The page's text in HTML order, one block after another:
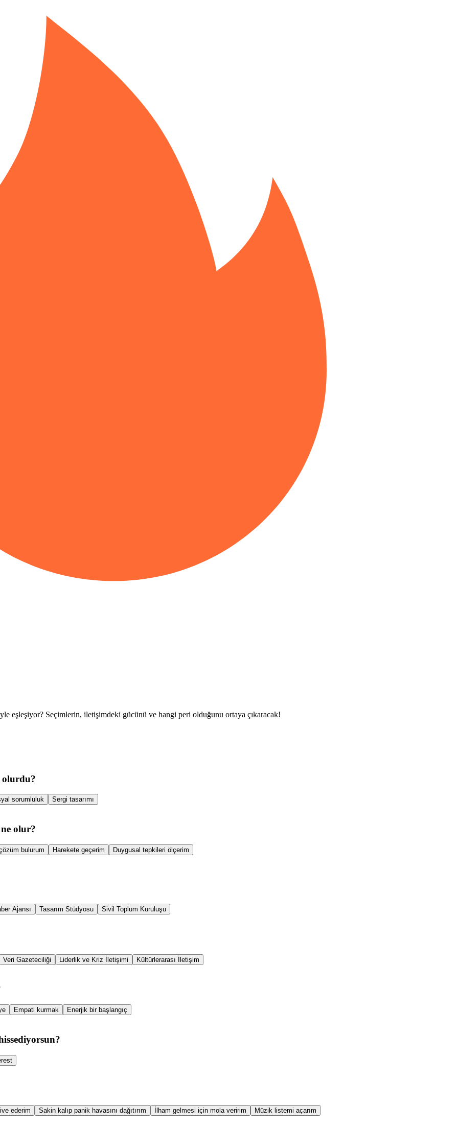
eşleşiyor? Seçimlerin, iletişimdeki gücünü ve hangi peri olduğunu ortaya çıkaracak!
olurdu?
sorumluluk Sergi tasarımı
olur?
bulurum Harekete geçerim Duygusal tepkileri ölçerim
Ajansı Tasarım Stüdyosu Sivil Toplum Kuruluşu
Veri Gazeteciliği Liderlik ve Kriz İletişimi Kültürlerarası İletişim
Empati kurmak Enerjik bir başlangıç
ederim Sakin kalıp panik havasını dağıtırım İlham gelmesi için mola veririm Müzik listemi açarım